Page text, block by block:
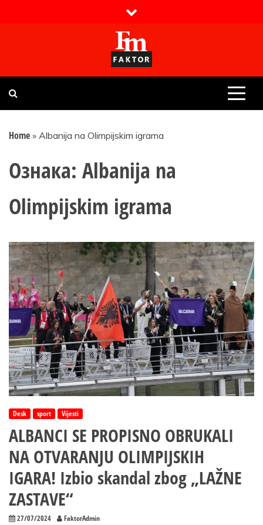
Faktor magazin
Uvijek presudan
Home » Albanija na Olimpijskim igrama
Ознака: Albanija na
Olimpijskim igrama
Desk sport Vijesti
ALBANCI SE PROPISNO OBRUKALI
NA OTVARANJU OLIMPIJSKIH
IGARA! Izbio skandal zbog „LAŽNE
ZASTAVE“
27/07/2024 FaktorAdmin